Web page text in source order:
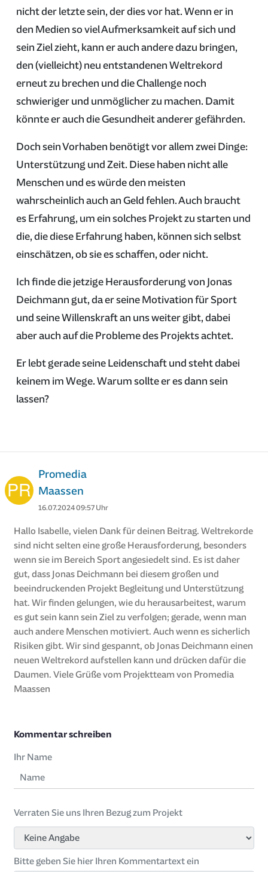
nicht der letzte sein, der dies vor hat. Wenn er in
den Medien so viel Aufmerksamkeit auf sich und
sein Ziel zieht, kann er auch andere dazu bringen,
den (vielleicht) neu entstandenen Weltrekord
erneut zu brechen und die Challenge noch
schwieriger und unmöglicher zu machen. Damit
könnte er auch die Gesundheit anderer gefährden.
Doch sein Vorhaben benötigt vor allem zwei Dinge:
Unterstützung und Zeit. Diese haben nicht alle
Menschen und es würde den meisten
wahrscheinlich auch an Geld fehlen. Auch braucht
es Erfahrung, um ein solches Projekt zu starten und
die, die diese Erfahrung haben, können sich selbst
einschätzen, ob sie es schaffen, oder nicht.
Ich finde die jetzige Herausforderung von Jonas
Deichmann gut, da er seine Motivation für Sport
und seine Willenskraft an uns weiter gibt, dabei
aber auch auf die Probleme des Projekts achtet.
Er lebt gerade seine Leidenschaft und steht dabei
keinem im Wege. Warum sollte er es dann sein
lassen?
Promedia
Maassen
16.07.2024 09:57 Uhr
Hallo Isabelle, vielen Dank für deinen Beitrag. Weltrekorde
sind nicht selten eine große Herausforderung, besonders
wenn sie im Bereich Sport angesiedelt sind. Es ist daher
gut, dass Jonas Deichmann bei diesem großen und
beeindruckenden Projekt Begleitung und Unterstützung
hat. Wir finden gelungen, wie du herausarbeitest, warum
es gut sein kann sein Ziel zu verfolgen; gerade, wenn man
auch andere Menschen motiviert. Auch wenn es sicherlich
Risiken gibt. Wir sind gespannt, ob Jonas Deichmann einen
neuen Weltrekord aufstellen kann und drücken dafür die
Daumen. Viele Grüße vom Projektteam von Promedia
Maassen
Kommentar schreiben
Ihr Name
Verraten Sie uns Ihren Bezug zum Projekt
Bitte geben Sie hier Ihren Kommentartext ein